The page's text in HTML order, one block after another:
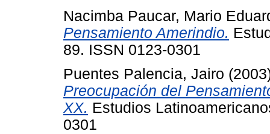
Nacimba Paucar, Mario
Pensamiento Amerindio.
89. ISSN 0123-0301
Puentes Palencia, Jairo
Preocupación del
XX. Estudios
0301